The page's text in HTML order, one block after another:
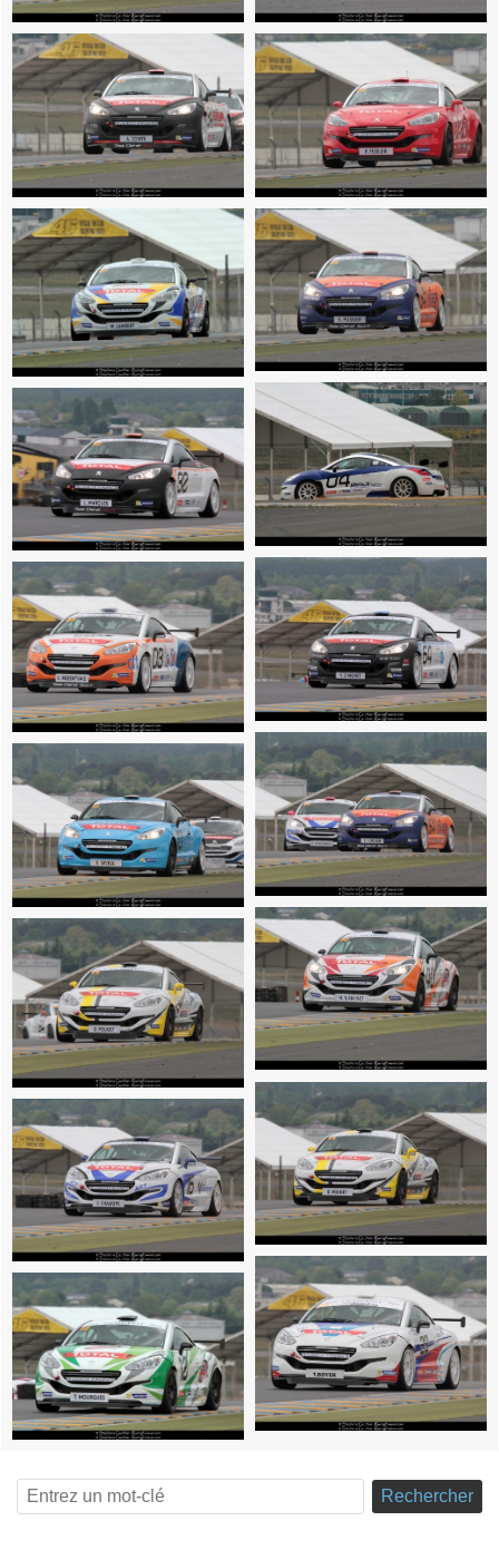
Rechercher